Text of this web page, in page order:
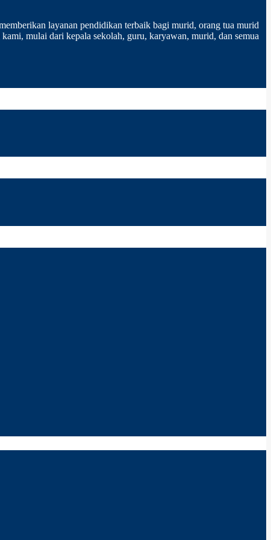
layanan pendidikan terbaik bagi murid, orang tua murid
mulai dari kepala sekolah, guru, karyawan, murid, dan semua